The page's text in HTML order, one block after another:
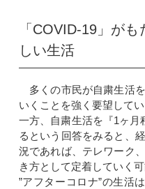
「COVID-19」が
しい生活
多くの市民が自粛生活
いくことを強く要望してい
一方、自粛生活を『1ヶ
るという回答をみると、
況であれば、テレワーク
き方として定着していく
”アフターコロナ”の生活